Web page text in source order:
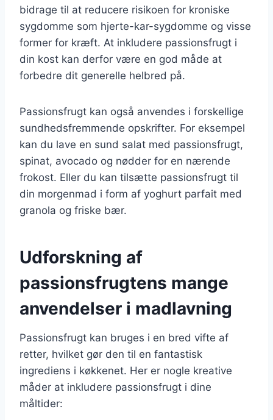
bidrage til at reducere risikoen for kroniske
sygdomme som hjerte-kar-sygdomme og visse
former for kræft. At inkludere passionsfrugt i
din kost kan derfor være en god måde at
forbedre dit generelle helbred på.
Passionsfrugt kan også anvendes i forskellige
sundhedsfremmende opskrifter. For eksempel
kan du lave en sund salat med passionsfrugt,
spinat, avocado og nødder for en nærende
frokost. Eller du kan tilsætte passionsfrugt til
din morgenmad i form af yoghurt parfait med
granola og friske bær.
Udforskning af
passionsfrugtens mange
anvendelser i madlavning
Passionsfrugt kan bruges i en bred vifte af
retter, hvilket gør den til en fantastisk
ingrediens i køkkenet. Her er nogle kreative
måder at inkludere passionsfrugt i dine
måltider: